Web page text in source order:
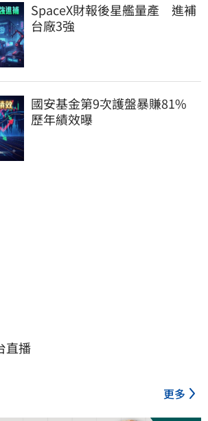
SpaceX財報後星艦量產　進補
台廠3強
國安基金第9次護盤暴賺81%
歷年績效曝
直播
更多